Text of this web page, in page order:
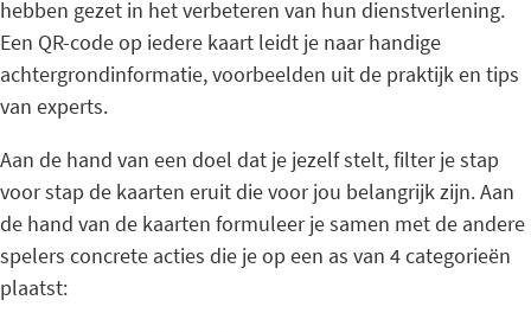
hebben gezet in het verbeteren van hun dienstverlening.
Een QR-code op iedere kaart leidt je naar handige
achtergrondinformatie, voorbeelden uit de praktijk en tips
van experts.
Aan de hand van een doel dat je jezelf stelt, filter je stap
voor stap de kaarten eruit die voor jou belangrijk zijn. Aan
de hand van de kaarten formuleer je samen met de andere
spelers concrete acties die je op een as van 4 categorieën
plaatst: